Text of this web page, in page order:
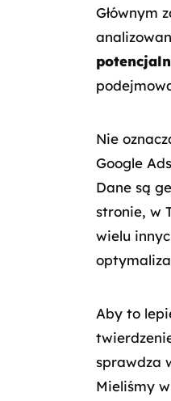
Głównym
Nie
Google
Dane są
stronie, w
wielu
Aby to
sprawdza
Mieliśmy